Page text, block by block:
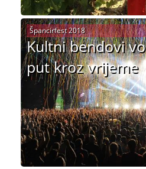
Kultni bendovi
put kroz vrijeme
Špancirfest 2018